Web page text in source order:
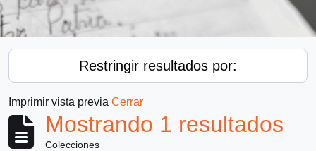
Restringir resultados por:
Imprimir vista previa Cerrar
Mostrando 1 resultados
Colecciones